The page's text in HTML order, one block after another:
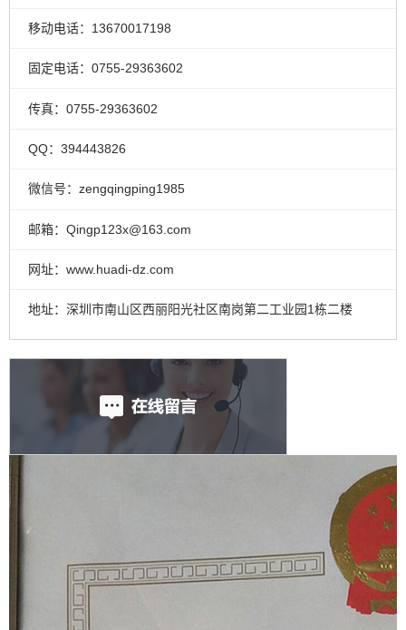
移动电话：13670017198
固定电话：0755-29363602
传真：0755-29363602
QQ：394443826
微信号：zengqingping1985
邮箱：Qingp123x@163.com
网址：www.huadi-dz.com
地址：深圳市南山区西丽阳光社区南岗第二工业园1栋二楼